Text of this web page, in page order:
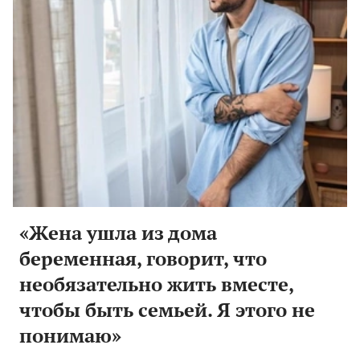
«Жена ушла из дома
беременная, говорит, что
необязательно жить вместе,
чтобы быть семьей. Я этого не
понимаю»